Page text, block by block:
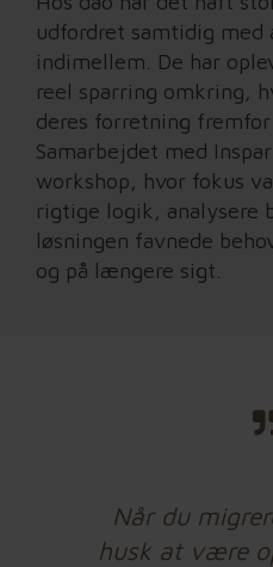
udfordret samtidig med
indimellem. De har
reel sparring omkring,
deres forretning fremfor
Samarbejdet med
workshop, hvor fokus
rigtige logik, analysere
løsningen favnede
og på længere sigt.
Når du
husk at være